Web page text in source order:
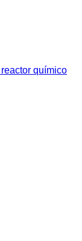
químico